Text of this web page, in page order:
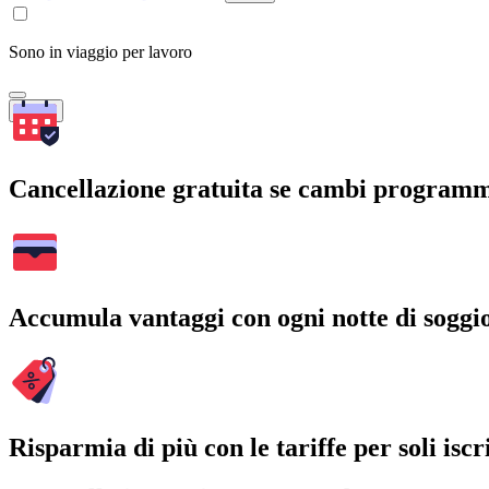
Sono in viaggio per lavoro
Cerca
Cancellazione gratuita se cambi
Accumula vantaggi con ogni notte di
Risparmia di più con le tariffe per soli